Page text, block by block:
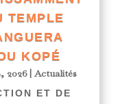
TEMPLE
KOPÉ
2026| Actualités
ET DE